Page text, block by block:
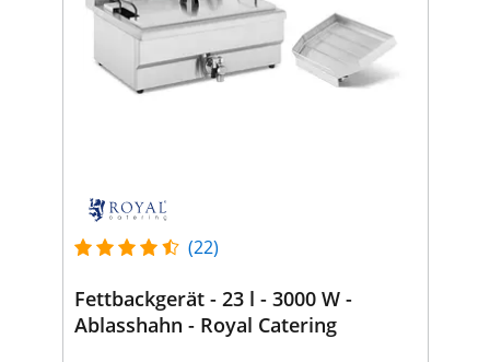
(22)
Fettbackgerät - 23 l - 3000 W -
Ablasshahn - Royal Catering